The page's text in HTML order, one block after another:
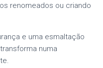
renomeados ou criando
e uma esmaltação
numa